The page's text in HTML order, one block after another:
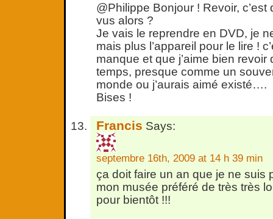
@Philippe Bonjour ! Revoir, c’est
vus alors ?
Je vais le reprendre en DVD, je
mais plus l’appareil pour le lire !
manque et que j’aime bien revoir
temps, presque comme un
monde ou j’aurais aimé existé….
Bises !
Francis Says:
septembre 16th, 2009 at 14 h 39 min
ça doit faire un an que je ne suis
mon musée préféré de très très
pour bientôt !!!